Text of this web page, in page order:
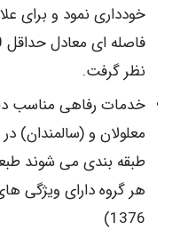
خودداری نمود و برای
نظر گرفت.
خدمات رفاهی مناسب
معلولان و (سالمندان)
طبقه بندی می شوند
هر گروه دارای ویژگی
1376)